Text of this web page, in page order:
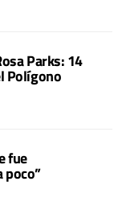
Parks: 14
Polígono
fue
poco”